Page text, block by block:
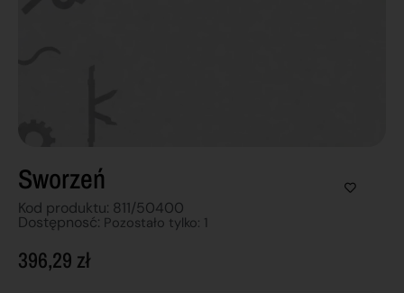
Sworzeń
Kod produktu: 811/50400
Dostępnosć: Pozostało tylko: 1
396,29 zł